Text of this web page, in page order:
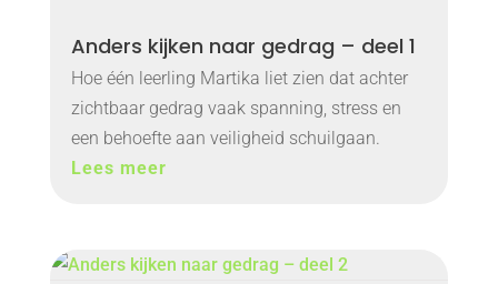
Anders kijken naar gedrag – deel 1
Hoe één leerling Martika liet zien dat achter
zichtbaar gedrag vaak spanning, stress en
een behoefte aan veiligheid schuilgaan.
Lees meer